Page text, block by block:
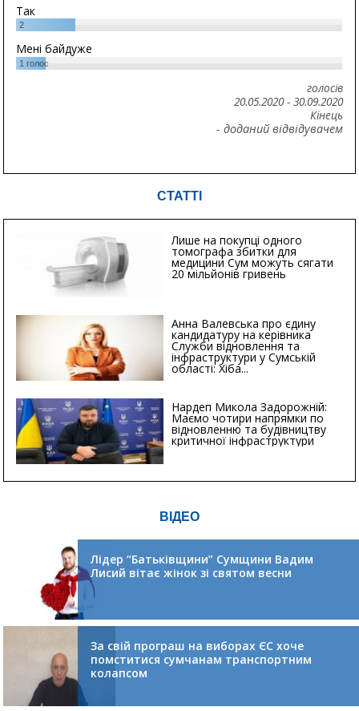
Так
2
Мені байдуже
1 голос
голосів
20.05.2020- 30.09.2020
Кінець
- доданий відвідувачем
СТАТТІ
Лише на покупці одного
томографа збитки для
медицини Сум можуть сягати
20 мільйонів гривень
Анна Валевська про єдину
кандидатуру на керівника
Служби відновлення та
інфраструктури у Сумській
області: Хіба...
Нардеп Микола Задорожній:
Маємо чотири напрямки по
відновленню та будівництву
критичної інфраструктури
ВІДЕО
Лідер “Батьківщини” Сумщини Вадим
Лисий вітає жінок зі святом весни
За свій програш на виборах ЄС хоче
помститися сумчанам транспортним
колапсом